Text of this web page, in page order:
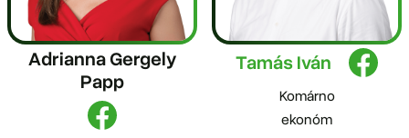
Adrianna Gergely
Papp
Tamás Iván
Komárno
ekonóm